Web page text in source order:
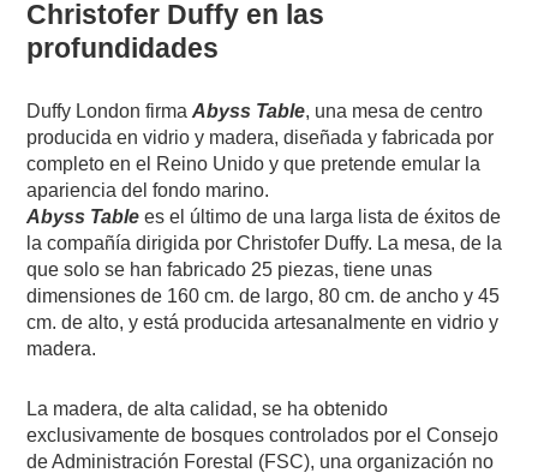
Christofer Duffy en las
profundidades
Duffy London firmaAbyss Table, una mesa de centro
producida en vidrio y madera, diseñada y fabricada por
completo en el Reino Unido y que pretende emular la
apariencia del fondo marino.
Abyss Table es el último de una larga lista de éxitos de
la compañía dirigida por Christofer Duffy. La mesa, de la
que solo se han fabricado 25 piezas, tiene unas
dimensiones de 160 cm. de largo, 80 cm. de ancho y 45
cm. de alto, y está producida artesanalmente en vidrio y
madera.
La madera, de alta calidad, se ha obtenido
exclusivamente de bosques controlados por el Consejo
de Administración Forestal (FSC), una organización no